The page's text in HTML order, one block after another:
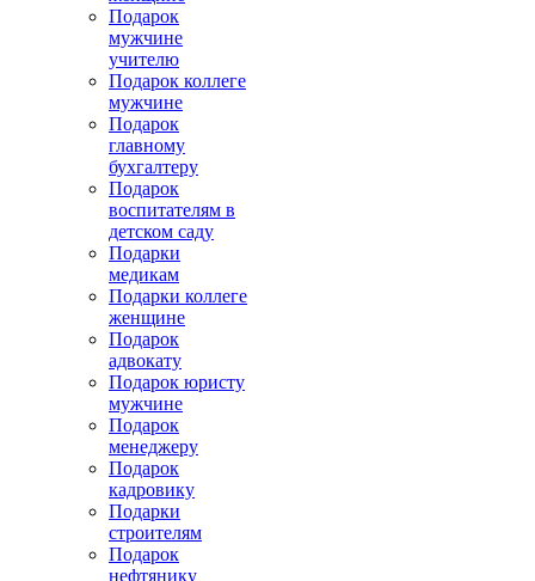
Подарок
мужчине
учителю
Подарок коллеге
мужчине
Подарок
главному
бухгалтеру
Подарок
воспитателям в
детском саду
Подарки
медикам
Подарки коллеге
женщине
Подарок
адвокату
Подарок юристу
мужчине
Подарок
менеджеру
Подарок
кадровику
Подарки
строителям
Подарок
нефтянику